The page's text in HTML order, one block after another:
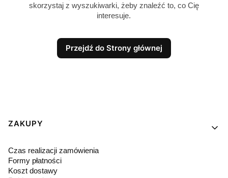
skorzystaj z wyszukiwarki, żeby znaleźć to, co Cię
interesuje.
Przejdź do Strony głównej
Linki w stopce
ZAKUPY
Czas realizacji zamówienia
Formy płatności
Koszt dostawy